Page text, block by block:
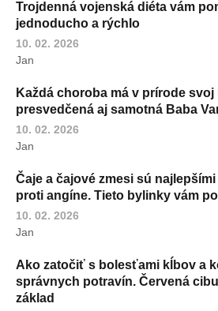
Trojdenná vojenská diéta vám
jednoducho a rýchlo
10. 02. 2026
Jan
Každá choroba má v prírode svoj
presvedčená aj samotná Baba
10. 02. 2026
Jan
Čaje a čajové zmesi sú
proti angíne. Tieto bylinky vám
10. 02. 2026
Jan
Ako zatočiť s bolesťami kĺbov a
správnych potravín. Červená
základ